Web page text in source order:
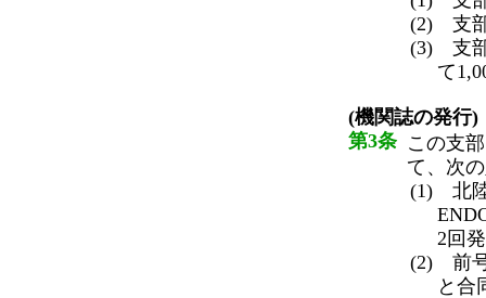
(2) 支部
(3) 支部
て
(機関誌の発行)
第3条 この支
て、次
(1) 北陸
2回
(2) 前号
と合